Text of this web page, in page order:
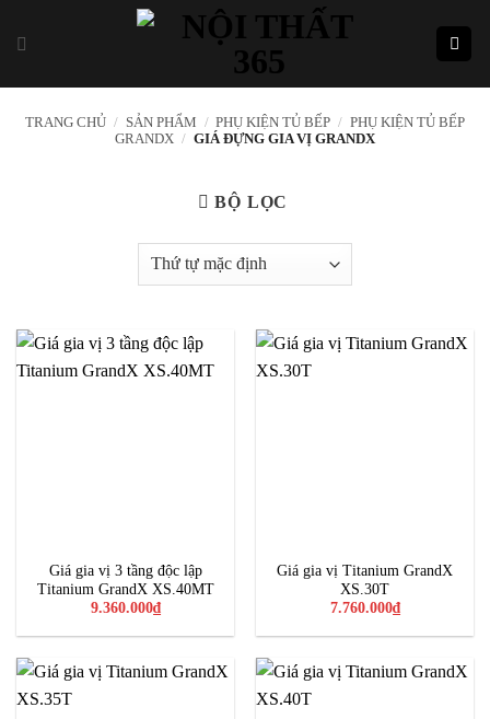
TRANG CHỦ / SẢN PHẨM / PHỤ KIỆN TỦ BẾP / PHỤ KIỆN TỦ BẾP
GRANDX / GIÁ ĐỰNG GIA VỊ GRANDX
BỘ LỌC
Giá gia vị 3 tầng độc lập
Titanium GrandX XS.40MT
9.360.000₫
Giá gia vị Titanium GrandX
XS.30T
7.760.000₫